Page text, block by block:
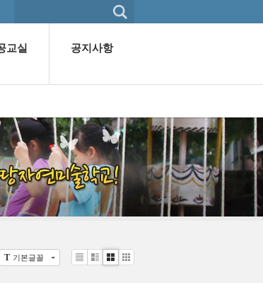
교실 공지사항
T 기본글꼴
Li
Zi
G
C